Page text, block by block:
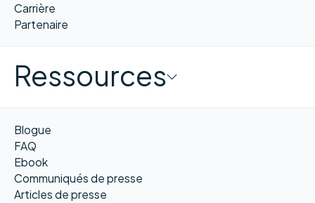
Carrière
Partenaire
Ressources
Blogue
FAQ
Ebook
Communiqués de presse
Articles de presse